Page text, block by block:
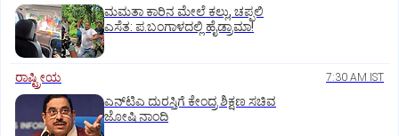
ಮಮತಾ ಕಾರಿನ ಮೇಲೆ ಕಲ್ಲು, ಚಪ್ಪಲಿ
ಎಸೆತ: ಪ.ಬಂಗಾಳದಲ್ಲಿ ಹೈಡ್ರಾಮಾ!
ರಾಷ್ಟ್ರೀಯ 7:30 AM IST
ಎನ್‌ಟಿಎ ದುರಸ್ತಿಗೆ ಕೇಂದ್ರ ಶಿಕ್ಷಣ ಸಚಿವ
ಜೋಷಿ ನಾಂದಿ